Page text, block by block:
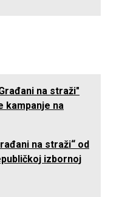
na straži"
kampanje na
na straži“ od
izbornoj